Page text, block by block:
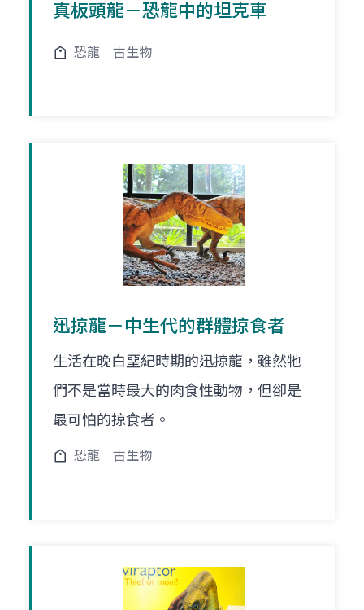
真板頭龍－恐龍中的坦克車
恐龍 古生物
迅掠龍－中生代的群體掠食者
生活在晚白堊紀時期的迅掠龍，雖然牠
們不是當時最大的肉食性動物，但卻是
最可怕的掠食者。
恐龍 古生物